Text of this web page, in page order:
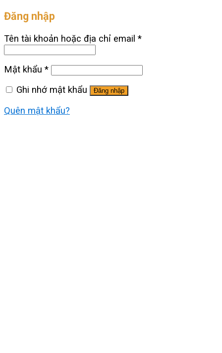
Đăng nhập
Tên tài khoản hoặc địa chỉ email *
Mật khẩu *
Ghi nhớ mật khẩu
Đăng nhập
Quên mật khẩu?